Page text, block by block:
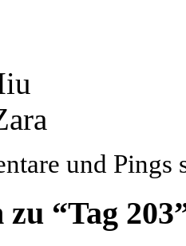
und Pings
“Tag